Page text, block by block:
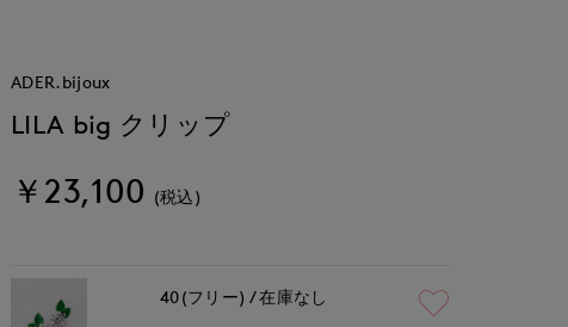
ADER.bijoux
LILA big クリップ
￥23,100 (税込)
40(フリー) 在庫なし